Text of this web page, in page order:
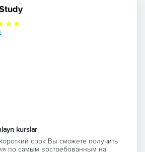
kurslar
срок Вы сможете получить
по самым востребованным на